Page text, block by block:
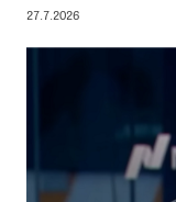
27.7.2026